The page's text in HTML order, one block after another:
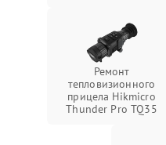
Ремонт
тепловизионного
прицела Hikmicro
Thunder Pro TQ35